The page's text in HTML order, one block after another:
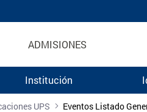
ADMISIONES
Institución
| Universidad
UPS Eventos Listado